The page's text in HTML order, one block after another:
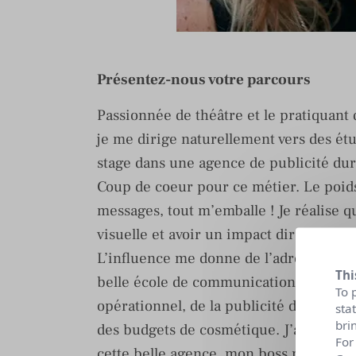
Présentez-nous votre parcours
Passionnée de théâtre et le pratiquant
je me dirige naturellement vers des
stage dans une agence de publicité
Coup de coeur pour ce métier. Le
messages, tout m’emballe ! Je
visuelle et avoir un impact direct et
L’influence me donne de l’adrénaline.
belle école de communication
opérationnel, de la publicité
des budgets de cosmétique.
To